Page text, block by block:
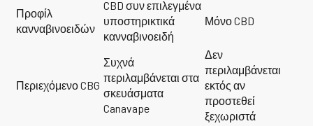
Προφίλ
κανναβινοειδών
CBD συν επιλεγμένα
υποστηρικτικά
κανναβινοειδή
Μόνο CBD
Περιεχόμενο CBG
Συχνά
περιλαμβάνεται στα
σκευάσματα
Canavape
Δεν
περιλαμβάνεται
εκτός αν
προστεθεί
ξεχωριστά